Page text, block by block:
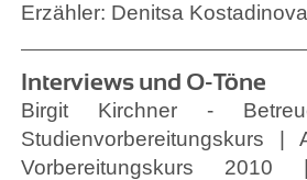
Erzähler: Denitsa Kostadinova
Interviews und O-Töne
Birgit Kirchner -
Studienvorbereitungskurs
Vorbereitungskurs